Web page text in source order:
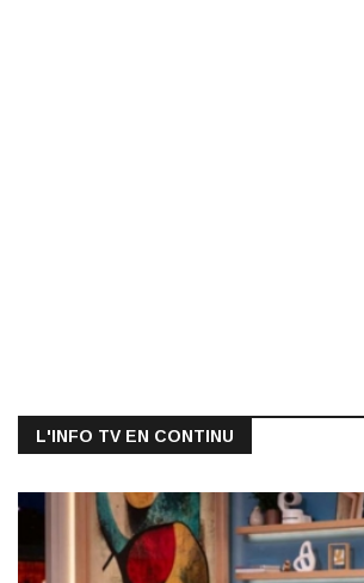
L'INFO TV EN CONTINU